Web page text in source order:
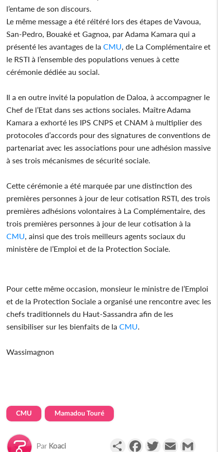
l’entame de son discours.
Le même message a été réitéré lors des étapes de Vavoua,
San-Pedro, Bouaké et Gagnoa, par Adama Kamara qui a
présenté les avantages de laCMU , de La Complémentaire et
le RSTI à l’ensemble des populations venues à cette
cérémonie dédiée au social.
Il a en outre invité la population de Daloa, à accompagner le
Chef de l’Etat dans ses actions sociales. Maître Adama
Kamara a exhorté les IPS CNPS et CNAM à multiplier des
protocoles d’accords pour des signatures de conventions de
partenariat avec les associations pour une adhésion massive
à ses trois mécanismes de sécurité sociale.
Cette cérémonie a été marquée par une distinction des
premières personnes à jour de leur cotisation RSTI, des trois
premières adhésions volontaires à La Complémentaire, des
trois premières personnes à jour de leur cotisation à la
CMU , ainsi que des trois meilleurs agents sociaux du
ministère de l’Emploi et de la Protection Sociale.
Pour cette même occasion, monsieur le ministre de l’Emploi
et de la Protection Sociale a organisé une rencontre avec les
chefs traditionnels du Haut-Sassandra afin de les
sensibiliser sur les bienfaits de laCMU
Wassimagnon
CMU Mamadou Touré
Par Koaci PartagerFacebookTwitterEmail